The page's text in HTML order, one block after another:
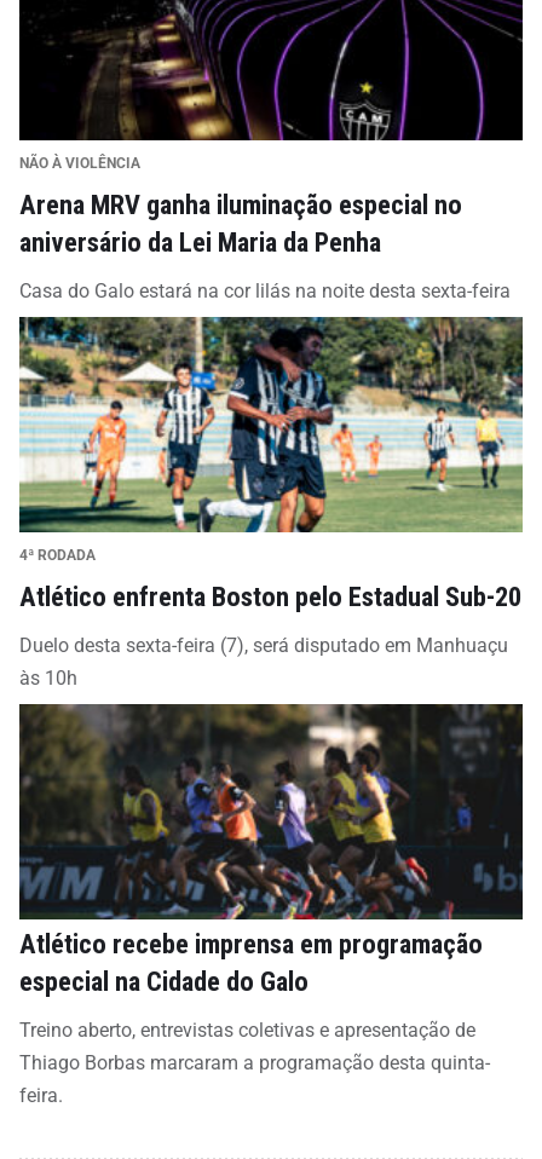
NÃO À VIOLÊNCIA
Arena MRV ganha iluminação especial no
aniversário da Lei Maria da Penha
Casa do Galo estará na cor lilás na noite desta sexta-feira
4ª RODADA
Atlético enfrenta Boston pelo Estadual Sub-20
Duelo desta sexta-feira (7), será disputado em Manhuaçu
às 10h
Atlético recebe imprensa em programação
especial na Cidade do Galo
Treino aberto, entrevistas coletivas e apresentação de
Thiago Borbas marcaram a programação desta quinta-
feira.